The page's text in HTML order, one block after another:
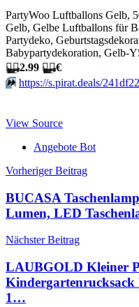
PartyWoo Luftballons Gelb,
Gelb, Gelbe Luftballons für
Partydeko,
Babypartydekoration, Gelb-
🏴‍☠️2.99 🏴‍☠️€
⏩️ https://s.pirat.deals/
View Source
Angebote Bot
Beitragsnavigation
Vorheriger Beitrag
BUCASA
Lumen, LED
Nächster Beitrag
LAUBGOLD Kleiner
Kindergartenrucksack
1…